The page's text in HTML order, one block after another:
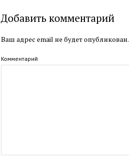
Добавить комментарий
Ваш адрес email не будет опубликован.
Комментарий